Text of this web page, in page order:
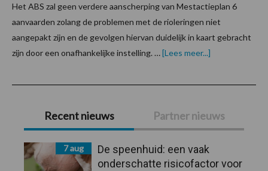
Het ABS zal geen verdere aanscherping van Mestactieplan 6
aanvaarden zolang de problemen met de rioleringen niet
aangepakt zijn en de gevolgen hiervan duidelijk in kaart gebracht
zijn door een onafhankelijke instelling. …[Lees meer...]
MAP6
aanscherpen!"
Primaire
Sidebar
Recent nieuws Partner nieuws
7 aug
De speenhuid: een vaak
onderschatte risicofactor voor